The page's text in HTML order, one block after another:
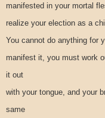
manifested in your mortal
realize your election as a
You cannot do anything for
manifest it, you must work
it out
with your tongue, and your
same